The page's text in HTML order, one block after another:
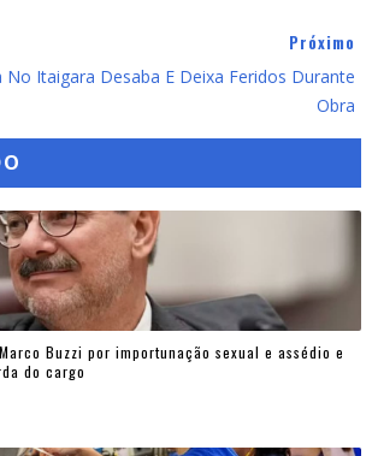
Próximo
No Itaigara Desaba E Deixa Feridos Durante
Obra
Buzzi por importunação sexual e assédio e
do cargo